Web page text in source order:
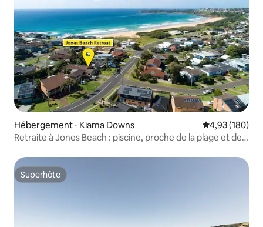
Hébergement ⋅ Kiama Downs Évaluation
4,93 (180)
Retraite à Jones Beach : piscine, proche de la plage et des
Superhôte
Superhôte